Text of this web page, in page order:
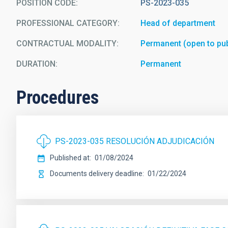
POSITION CODE PS-2023-035
PROFESSIONAL CATEGORY Head of department
CONTRACTUAL MODALITY Permanent (open to
DURATION Permanent
Procedures
PS-2023-035 RESOLUCIÓN ADJUDICACIÓN
Published at
01/08/2024
Documents delivery deadline
01/22/2024